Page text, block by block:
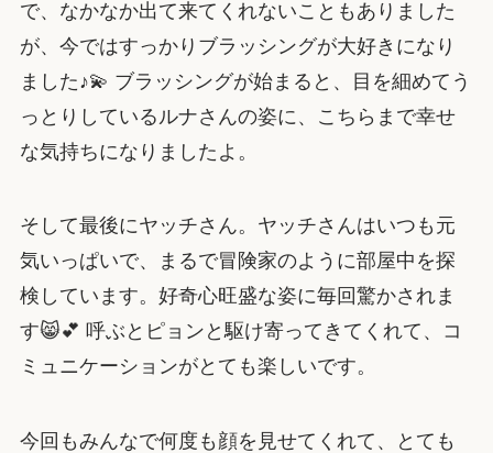
で、なかなか出て来てくれないこともありました
が、今ではすっかりブラッシングが大好きになり
ました♪💫 ブラッシングが始まると、目を細めてう
っとりしているルナさんの姿に、こちらまで幸せ
な気持ちになりましたよ。
そして最後にヤッチさん。ヤッチさんはいつも元
気いっぱいで、まるで冒険家のように部屋中を探
検しています。好奇心旺盛な姿に毎回驚かされま
す😸💕 呼ぶとピョンと駆け寄ってきてくれて、コ
ミュニケーションがとても楽しいです。
今回もみんなで何度も顔を見せてくれて、とても